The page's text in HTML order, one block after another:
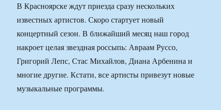
В Красноярске ждут приезда сразу нескольких
известных артистов. Скоро стартует новый
концертный сезон. В ближайший месяц наш город
накроет целая звездная россыпь: Авраам Руссо,
Григорий Лепс, Стас Михайлов, Диана Арбенина и
многие другие. Кстати, все артисты привезут новые
музыкальные программы.